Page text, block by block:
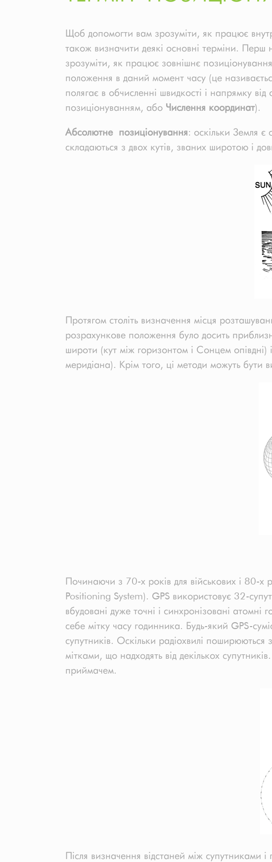
Щоб допомогти вам зрозуміти, як працює
також визначити деякі основні терміни. Перш
зрозуміти, як працює зовнішнє
положення в даний момент часу (це
полягає в обчисленні швидкості і напрямку
позиціонуванням, або Числення координат).
Абсолютне позиціонування: оскільки Земля
складаються з двох кутів, званих широтою і
Протягом століть визначення місця
розрахункове положення було досить
широти (кут між горизонтом і Сонцем опівдні)
меридіана). Крім того, ці методи можуть бути
Починаючи з 70-х років для військових і 80-х
Positioning System). GPS використовує 32-
вбудовані дуже точні і синхронізовані
себе мітку часу годинника. Будь-який GPS-
супутників. Оскільки радіохвилі
мітками, що надходять від декількох
приймачем.
Після визначення відстаней між супутниками